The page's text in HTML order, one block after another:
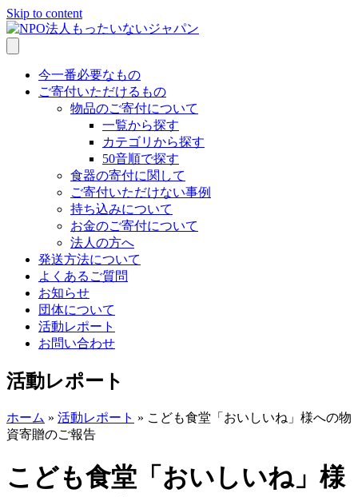
Skip to content
今一番必要なもの
ご寄付いただけるもの
物品のご寄付について
一覧から探す
カテゴリから探す
50音順で探す
食器の寄付に関して
ご寄付いただけない事例
持ち込みについて
お金のご寄付について
法人の方へ
発送方法について
よくあるご質問
お知らせ
団体について
活動レポート
お問い合わせ
活動レポート
ホーム » 活動レポート » こども食堂「おいしいね」様への物
資寄贈のご報告
こども食堂「おいしいね」様